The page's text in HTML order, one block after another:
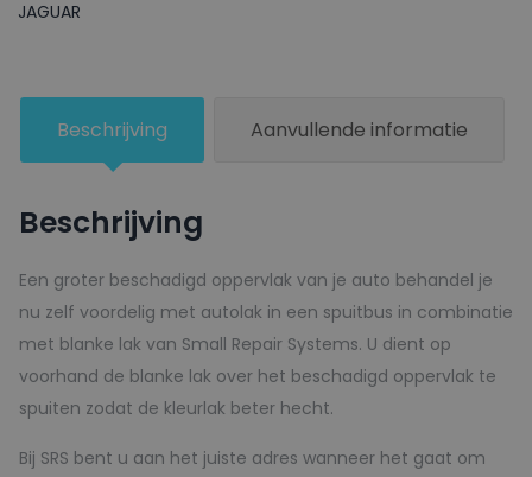
lak
TAIGA
GREEN
-
aantal
JAGUAR
Beschrijving Aanvullende informatie
Beschrijving
Een groter beschadigd oppervlak van je auto behandel je
nu zelf voordelig met autolak in een spuitbus in combinatie
met blanke lak van Small Repair Systems. U dient op
voorhand de blanke lak over het beschadigd oppervlak te
spuiten zodat de kleurlak beter hecht.
Bij SRS bent u aan het juiste adres wanneer het gaat om